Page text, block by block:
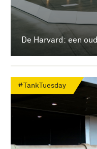
De Harvard: een
#TankTuesday